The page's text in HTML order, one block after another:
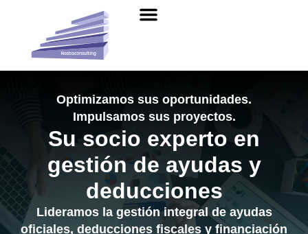
Optimizamos sus oportunidades.
Impulsamos sus proyectos.
Su socio experto en
gestión de ayudas y
deducciones
Lideramos la gestión integral de ayudas
oficiales, deducciones fiscales y financiación